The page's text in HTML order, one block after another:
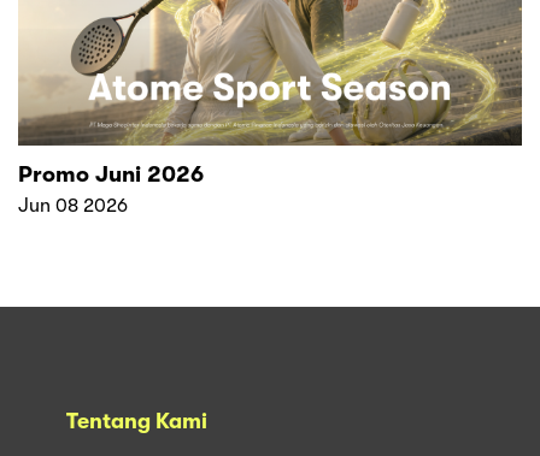
Promo Juni 2026
Jun 08 2026
Tentang Kami